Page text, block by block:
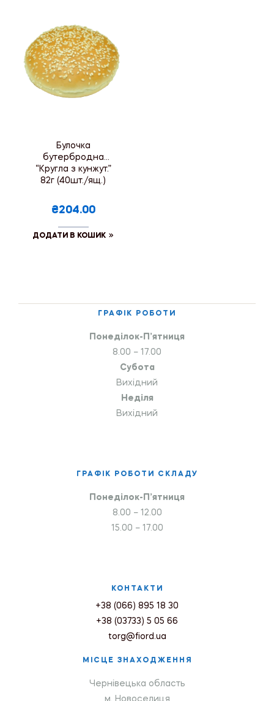
Булочка
бутербродна
“Кругла з кунжут.”
82г (40шт./ящ.)
₴204.00
ДОДАТИ В КОШИК
ГРАФІК РОБОТИ
Понеділок-П’ятниця
8.00 – 17.00
Субота
Вихідний
Неділя
Вихідний
ГРАФІК РОБОТИ СКЛАДУ
Понеділок-П’ятниця
8.00 – 12.00
15.00 – 17.00
КОНТАКТИ
+38 (066) 895 18 30
+38 (03733) 5 05 66
torg@fiord.ua
МІСЦЕ ЗНАХОДЖЕННЯ
Чернівецька область
м. Новоселиця